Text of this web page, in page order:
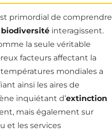
primordial de comprendre
biodiversité interagissent.
la seule véritable
facteurs affectant la
mondiales a
ainsi les aires de
inquiétant d’extinction
mais également sur
et les services